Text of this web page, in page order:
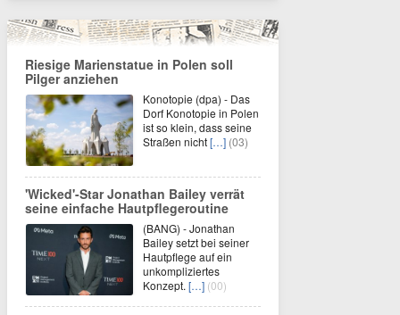
Riesige Marienstatue in Polen soll
Pilger anziehen
Konotopie (dpa) - Das
Dorf Konotopie in Polen
ist so klein, dass seine
Straßen nicht[…] (03)
'Wicked'-Star Jonathan Bailey verrät
seine einfache Hautpflegeroutine
(BANG) - Jonathan
Bailey setzt bei seiner
Hautpflege auf ein
unkompliziertes
Konzept. […] (00)